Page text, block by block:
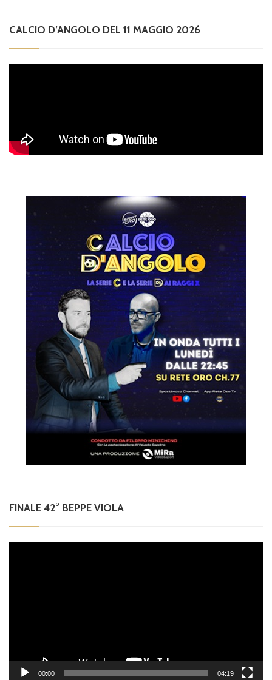
CALCIO D’ANGOLO DEL 11 MAGGIO 2026
FINALE 42° BEPPE VIOLA
00:00 04:19